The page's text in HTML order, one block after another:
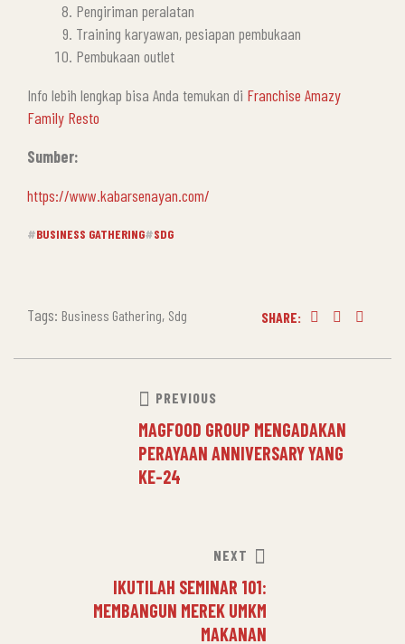
Pengiriman peralatan
Training karyawan, pesiapan pembukaan
Pembukaan outlet
Info lebih lengkap bisa Anda temukan di Franchise Amazy
Family Resto
Sumber:
https://www.kabarsenayan.com/
#BUSINESS GATHERING#SDG
Tags: Business Gathering, Sdg SHARE:
PREVIOUS
MAGFOOD GROUP MENGADAKAN
PERAYAAN ANNIVERSARY YANG
KE-24
NEXT
IKUTILAH SEMINAR 101:
MEMBANGUN MEREK UMKM
MAKANAN